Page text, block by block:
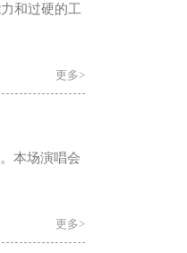
和过硬的工
更多>
本场演唱会
更多>